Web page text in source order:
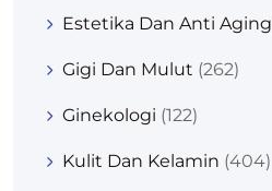
Estetika Dan Anti Aging
Gigi Dan Mulut (262)
Ginekologi (122)
Kulit Dan Kelamin (404)